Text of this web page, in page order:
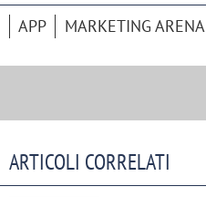
APP MARKETING ARENA
ARTICOLI CORRELATI